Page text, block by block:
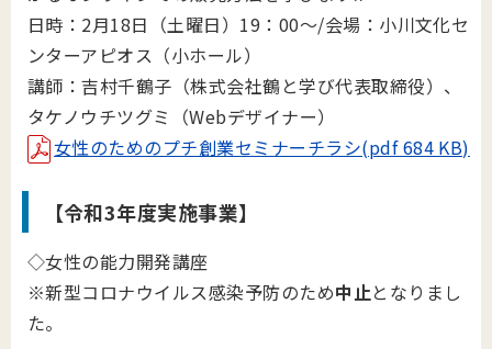
日時：2月18日（土曜日）19：00～/会場：小川文化セ
ンターアピオス（小ホール）
講師：吉村千鶴子（株式会社鶴と学び代表取締役）、
タケノウチツグミ（Webデザイナー）
女性のためのプチ創業セミナーチラシ(pdf 684 KB)
【令和3年度実施事業】
◇女性の能力開発講座
※新型コロナウイルス感染予防のため中止となりまし
た。